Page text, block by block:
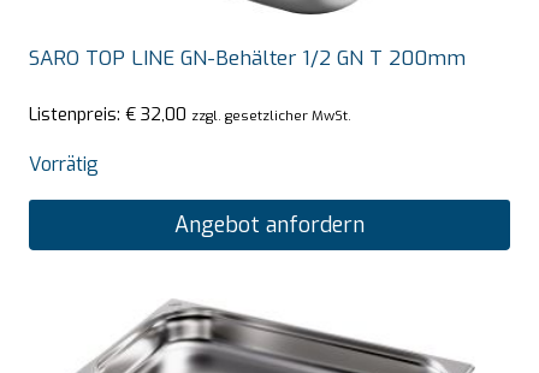
SARO TOP LINE GN-Behälter 1/2 GN T 200mm
Listenpreis: € 32,00 zzgl. gesetzlicher MwSt.
Vorrätig
Angebot anfordern